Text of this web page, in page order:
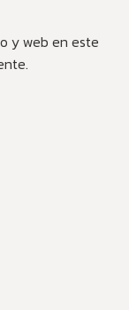
y web en este